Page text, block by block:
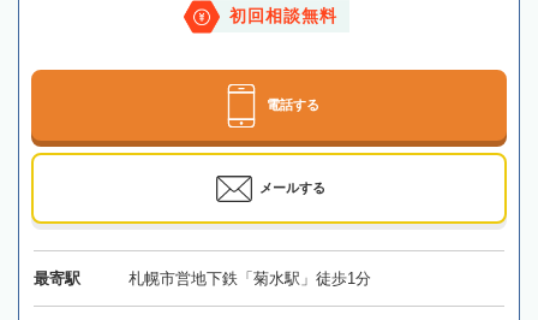
初回相談無料
電話する
メールする
最寄駅 札幌市営地下鉄「菊水駅」徒歩1分